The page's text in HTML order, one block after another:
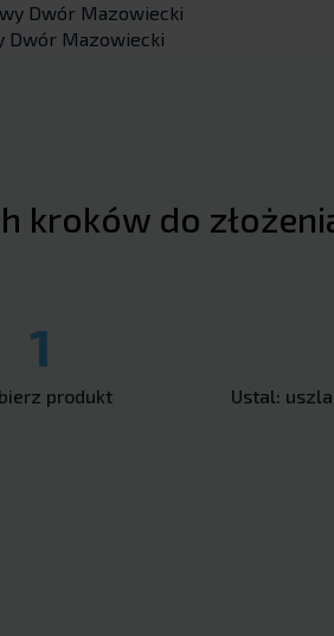
Dwór Mazowiecki
Dwór Mazowiecki
kroków do
1
produkt Ustal: